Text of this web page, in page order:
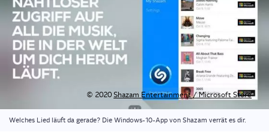
© 2020 Shazam Enter­tain­ment / Micro­soft Store
Wel­ches Lied läuft da gera­de? Die Win­dows-10-App von Shazam ver­rät es dir.